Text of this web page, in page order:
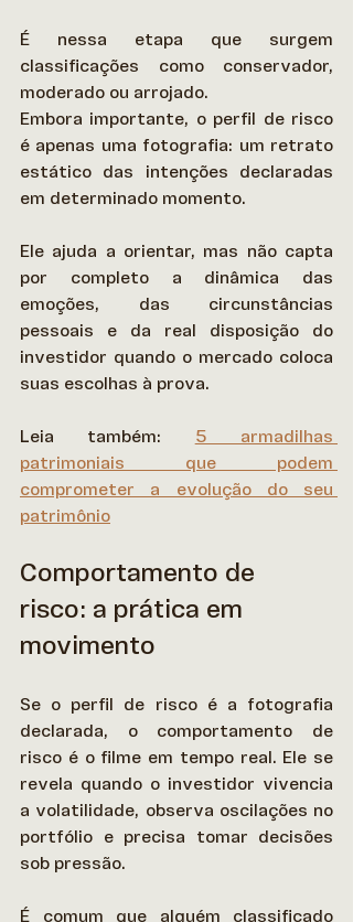
É nessa etapa que surgem
classificações como conservador,
moderado ou arrojado.
Embora importante, o perfil de risco
é apenas uma fotografia: um retrato
estático das intenções declaradas
em determinado momento.
Ele ajuda a orientar, mas não capta
por completo a dinâmica das
emoções, das circunstâncias
pessoais e da real disposição do
investidor quando o mercado coloca
suas escolhas à prova.
Leia também: 5 armadilhas
patrimoniais que podem
comprometer a evolução do seu
patrimônio
Comportamento de
risco: a prática em
movimento
Se o perfil de risco é a fotografia
declarada, o comportamento de
risco é o filme em tempo real. Ele se
revela quando o investidor vivencia
a volatilidade, observa oscilações no
portfólio e precisa tomar decisões
sob pressão.
É comum que alguém classificado